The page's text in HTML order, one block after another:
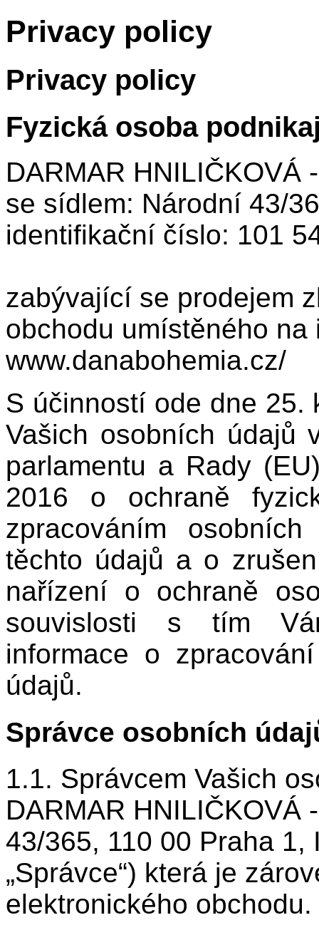
Privacy policy
Privacy policy
Fyzická osoba
DARMAR HNILIČKOVÁ
se sídlem: Národní 43/
identifikační číslo: 101
zabývající se prodejem
obchodu umístěného
www.danabohemia.cz/
S účinností ode dne 25.
Vašich osobních údajů
parlamentu a Rady
2016 o ochraně
zpracováním
těchto údajů a o
nařízení o ochraně
souvislosti s tím
informace o
údajů.
Správce osobních
1.1. Správcem Vašich
DARMAR HNILIČKOVÁ
43/365, 110 00 Praha
„Správce“) která je
elektronického obchodu.